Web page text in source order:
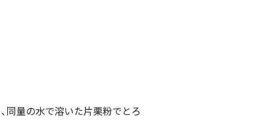
同量の水で溶いた片栗粉でとろ